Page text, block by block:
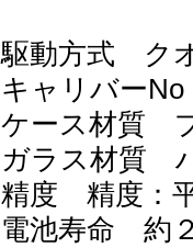
駆動方式 ク
キャリバー
ケース材質
ガラス材質
精度 精度：
電池寿命 約